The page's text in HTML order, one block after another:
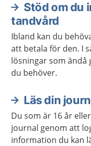
Stöd om du
tandvård
Ibland kan du
att betala för den. I
lösningar som ändå
du behöver.
Läs din
Du som är 16 år
journal genom att
information du kan